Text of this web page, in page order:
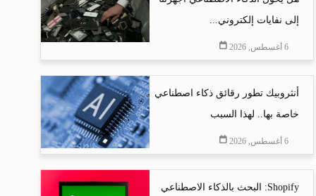
إلى نفايات إلكتروني...
6 أغسطس, 2026
أنثروبيك تطور رقائق ذكاء اصطناعي
خاصة بها.. لهذا السبب
6 أغسطس, 2026
Shopify: البحث بالذكاء الاصطناعي